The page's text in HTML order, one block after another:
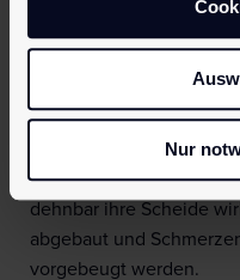
Nur
Scheidenkrampf kommt.
Gynäkologe / die
Frauen helfen. Indem er
ein sogenanntes
zeigt der Arzt / die
dehnbar ihre Scheide
abgebaut und
vorgebeugt werden.